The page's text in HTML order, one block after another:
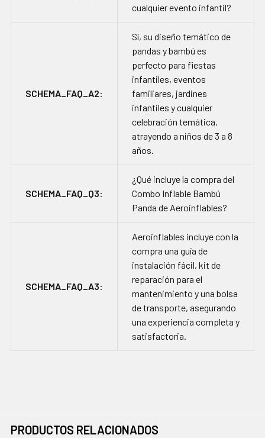
cualquier evento infantil?
SCHEMA_FAQ_A2:
Sí, su diseño temático de
pandas y bambú es
perfecto para fiestas
infantiles, eventos
familiares, jardines
infantiles y cualquier
celebración temática,
atrayendo a niños de 3 a 8
años.
SCHEMA_FAQ_Q3:
¿Qué incluye la compra del
Combo Inflable Bambú
Panda de Aeroinflables?
SCHEMA_FAQ_A3:
Aeroinflables incluye con la
compra una guía de
instalación fácil, kit de
reparación para el
mantenimiento y una bolsa
de transporte, asegurando
una experiencia completa y
satisfactoria.
PRODUCTOS RELACIONADOS